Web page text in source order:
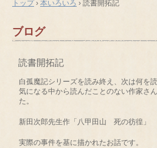
トップ› 本いろいろ › 読書開拓記
ブログ
読書開拓記
白孤魔記シリーズを読み終え、次は何を
気になる中から読んだことのない作家さ
た。
新田次郎先生作「八甲田山 死の彷徨」
実際の事件を基に描かれたお話です。